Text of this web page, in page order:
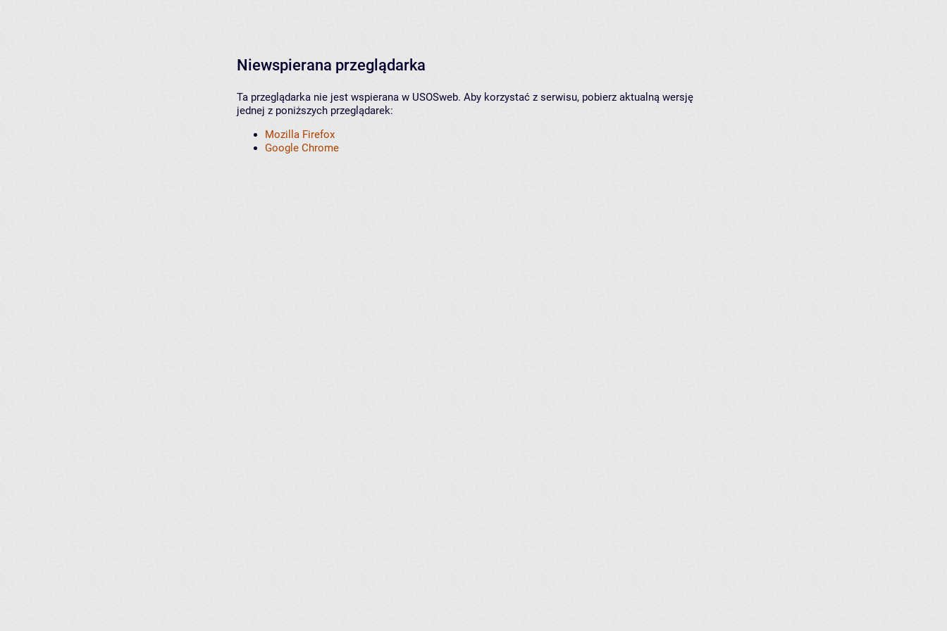
Niewspierana przeglądarka
Ta przeglądarka nie jest wspierana w USOSweb. Aby korzystać z serwisu, pobierz aktualną wersję
jednej z poniższych przeglądarek:
Mozilla Firefox
Google Chrome